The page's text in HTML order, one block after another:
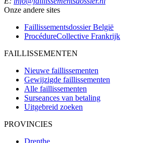
Onze andere sites
Faillissementsdossier België
ProcédureCollective Frankrijk
FAILLISSEMENTEN
Nieuwe faillissementen
Gewijzigde faillissementen
Alle faillissementen
Surseances van betaling
Uitgebreid zoeken
PROVINCIES
Drenthe